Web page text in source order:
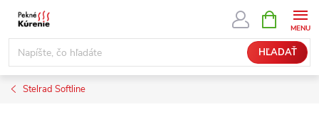
Prejsť
obsah
HĽADAŤ
KOŠÍK
Stelrad Softline